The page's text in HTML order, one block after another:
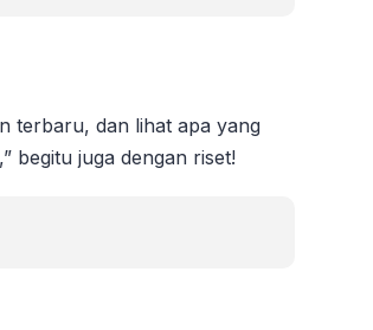
terbaru, dan lihat apa yang
begitu juga dengan riset!